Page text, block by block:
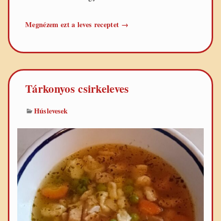
Megnézem ezt a leves receptet Tojásleves
→
Tárkonyos csirkeleves
Húslevesek